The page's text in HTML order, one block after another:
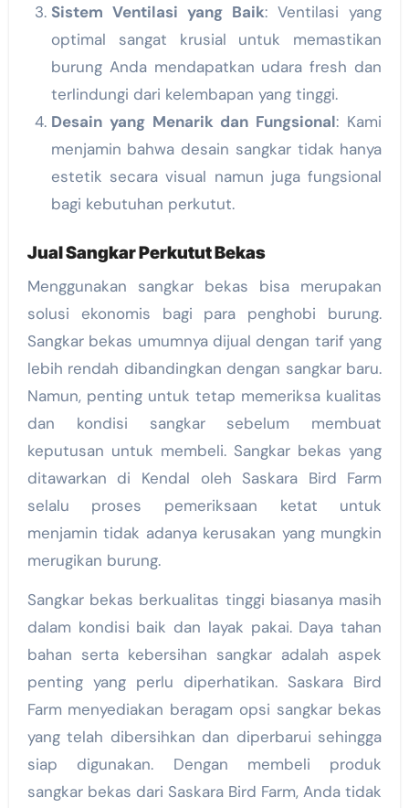
Sistem Ventilasi yang Baik: Ventilasi yang
optimal sangat krusial untuk memastikan
burung Anda mendapatkan udara fresh dan
terlindungi dari kelembapan yang tinggi.
Desain yang Menarik dan Fungsional: Kami
menjamin bahwa desain sangkar tidak hanya
estetik secara visual namun juga fungsional
bagi kebutuhan perkutut.
Jual Sangkar Perkutut Bekas
Menggunakan sangkar bekas bisa merupakan
solusi ekonomis bagi para penghobi burung.
Sangkar bekas umumnya dijual dengan tarif yang
lebih rendah dibandingkan dengan sangkar baru.
Namun, penting untuk tetap memeriksa kualitas
dan kondisi sangkar sebelum membuat
keputusan untuk membeli. Sangkar bekas yang
ditawarkan di Kendal oleh Saskara Bird Farm
selalu proses pemeriksaan ketat untuk
menjamin tidak adanya kerusakan yang mungkin
merugikan burung.
Sangkar bekas berkualitas tinggi biasanya masih
dalam kondisi baik dan layak pakai. Daya tahan
bahan serta kebersihan sangkar adalah aspek
penting yang perlu diperhatikan. Saskara Bird
Farm menyediakan beragam opsi sangkar bekas
yang telah dibersihkan dan diperbarui sehingga
siap digunakan. Dengan membeli produk
sangkar bekas dari Saskara Bird Farm, Anda tidak